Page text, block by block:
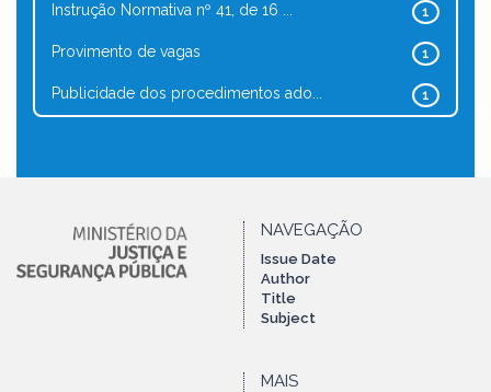
1
Instrução Normativa nº 41, de 16 ...
1
Provimento de vagas
1
Publicidade dos procedimentos ado...
NAVEGAÇÃO
Issue Date
Author
Title
Subject
MAIS